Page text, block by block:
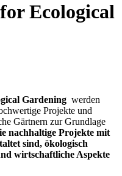
Ecological
Gardening werden
Projekte und
Gärtnern zur Grundlage
nachhaltige Projekte mit
sind, ökologisch
wirtschaftliche Aspekte